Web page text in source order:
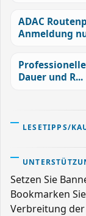
ADAC
Anmeldung
Dauer und R...
LESETIPPS/
Setzen Sie
Bookmarken
Verbreitung